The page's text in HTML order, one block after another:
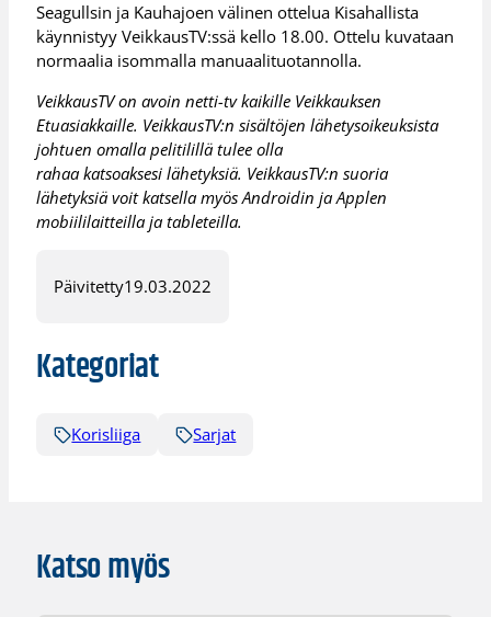
Seagullsin ja Kauhajoen välinen ottelua Kisahallista
käynnistyy VeikkausTV:ssä kello 18.00. Ottelu kuvataan
normaalia isommalla manuaalituotannolla.
VeikkausTV on avoin netti-tv kaikille Veikkauksen
Etuasiakkaille. VeikkausTV:n sisältöjen lähetysoikeuksista
johtuen omalla pelitilillä tulee olla
rahaa katsoaksesi lähetyksiä. VeikkausTV:n suoria
lähetyksiä voit katsella myös Androidin ja Applen
mobiililaitteilla ja tableteilla.
Päivitetty19.03.2022
Kategoriat
Korisliiga Sarjat
Katso myös